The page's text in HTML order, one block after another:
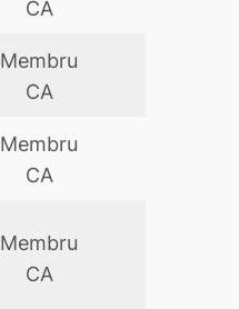
CA
Membru
CA
Membru
CA
Membru
CA